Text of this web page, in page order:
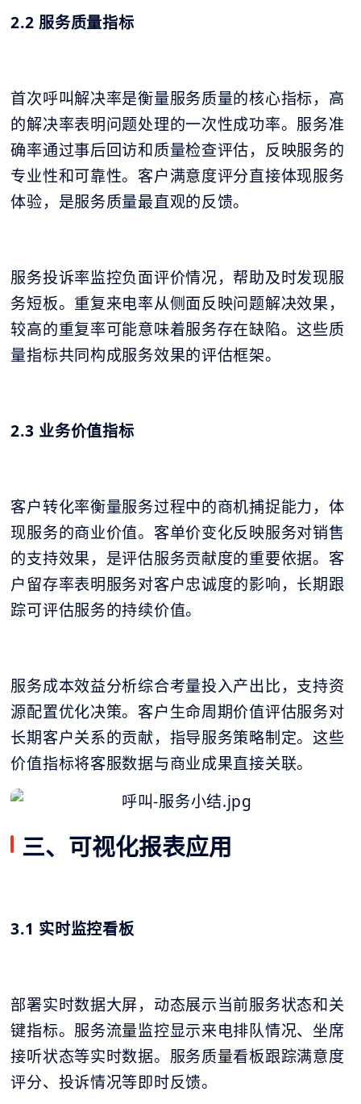
2.2 服务质量指标
首次呼叫解决率是衡量服务质量的核心指标，高
的解决率表明问题处理的一次性成功率。服务准
确率通过事后回访和质量检查评估，反映服务的
专业性和可靠性。客户满意度评分直接体现服务
体验，是服务质量最直观的反馈。
服务投诉率监控负面评价情况，帮助及时发现服
务短板。重复来电率从侧面反映问题解决效果，
较高的重复率可能意味着服务存在缺陷。这些质
量指标共同构成服务效果的评估框架。
2.3 业务价值指标
客户转化率衡量服务过程中的商机捕捉能力，体
现服务的商业价值。客单价变化反映服务对销售
的支持效果，是评估服务贡献度的重要依据。客
户留存率表明服务对客户忠诚度的影响，长期跟
踪可评估服务的持续价值。
服务成本效益分析综合考量投入产出比，支持资
源配置优化决策。客户生命周期价值评估服务对
长期客户关系的贡献，指导服务策略制定。这些
价值指标将客服数据与商业成果直接关联。
三、可视化报表应用
3.1 实时监控看板
部署实时数据大屏，动态展示当前服务状态和关
键指标。服务流量监控显示来电排队情况、坐席
接听状态等实时数据。服务质量看板跟踪满意度
评分、投诉情况等即时反馈。